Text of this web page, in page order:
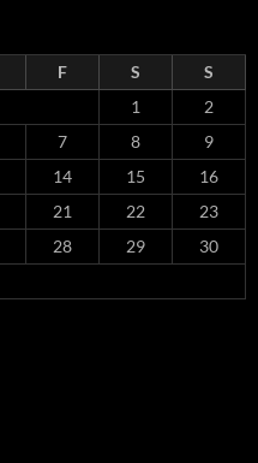
F S
S
1
2
7 8
9
14 15
16
21 22
23
28 29
30